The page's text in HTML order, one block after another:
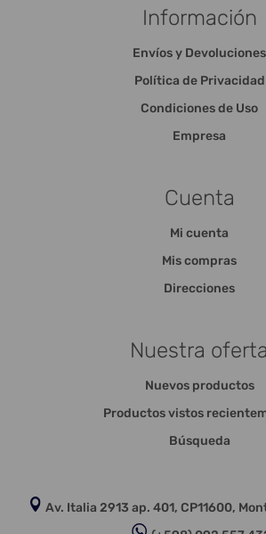
Información
Envíos y Devoluciones
Política de Privacidad
Condiciones de Uso
Empresa
Cuenta
Mi cuenta
Mis compras
Direcciones
Nuestra oferta
Nuevos productos
Productos vistos
Búsqueda
Av. Italia 2913 ap. 401, CP11600,